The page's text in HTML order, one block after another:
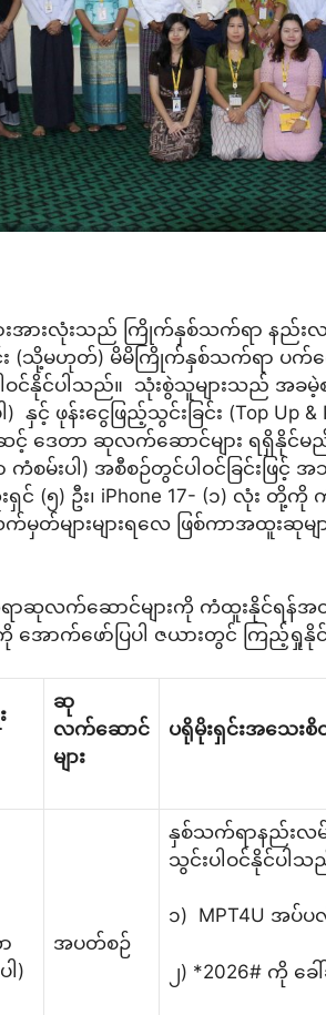
းအားလုံးသည် ကြိုက်နှစ်သက်ရာ နည်းလမ်
း (သို့မဟုတ်) မိမိကြိုက်နှစ်သက်ရာ ပက်ကေ့
နိုင်ပါသည်။ သုံးစွဲသူများသည် အခမဲ့စာ
ဖုန်းငွေဖြည့်သွင်းခြင်း (Top Up &
ဒေတာ ဆုလက်ဆောင်များ ရရှိနိုင်မည်ဖ
မ်းပါ) အစီစဉ်တွင်ပါဝင်ခြင်းဖြင့်
င် (၅) ဦး၊ iPhone 17- (၁) လုံး တို့ကို
တ်များများရလေ ဖြစ်ကာအထူးဆုမ
ာဆုလက်ဆောင်များကို ကံထူးနိုင်ရန်အ
ာက်ဖော်ပြပါ ဇယားတွင် ကြည့်ရှုနို
ဆု
လက်ဆောင်
များ
ပရိုမိုးရှင်းအသေ
)
အပတ်စဉ်
နှစ်သက်ရာနည်းလ
သွင်းပါဝင်နိုင်ပါသ
၁) MPT4U အပ်ပ
၂) *2026# ကို ခေ